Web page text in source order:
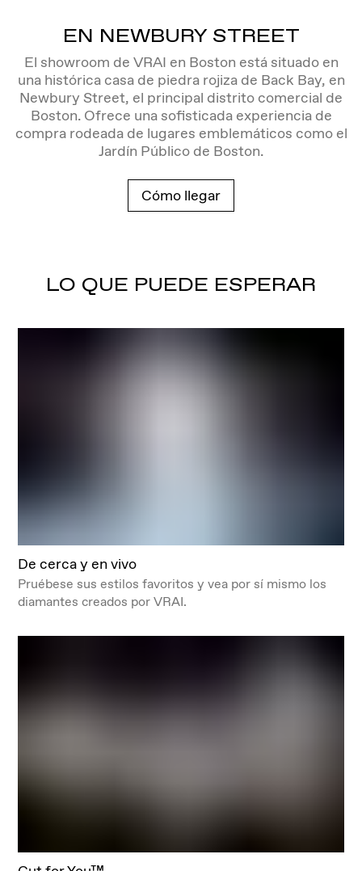
EN NEWBURY STREET
El showroom de VRAI en Boston está situado en
una histórica casa de piedra rojiza de Back Bay, en
Newbury Street, el principal distrito comercial de
Boston. Ofrece una sofisticada experiencia de
compra rodeada de lugares emblemáticos como el
Jardín Público de Boston.
Cómo llegar
LO QUE PUEDE ESPERAR
De cerca y en vivo
Pruébese sus estilos favoritos y vea por sí mismo los
diamantes creados por VRAI.